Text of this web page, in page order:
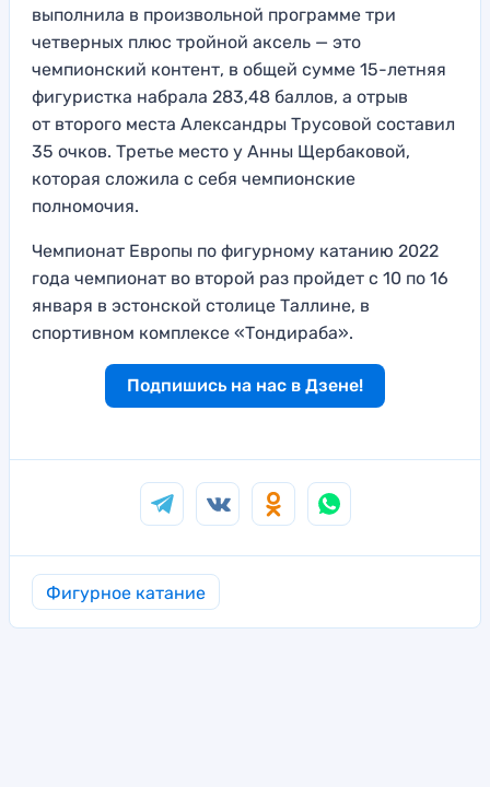
выполнила в произвольной программе три
четверных плюс тройной аксель — это
чемпионский контент, в общей сумме 15-летняя
фигуристка набрала 283,48 баллов, а отрыв
от второго места Александры Трусовой составил
35 очков. Третье место у Анны Щербаковой,
которая сложила с себя чемпионские
полномочия.
Чемпионат Европы по фигурному катанию 2022
года чемпионат во второй раз пройдет с 10 по 16
января в эстонской столице Таллине, в
спортивном комплексе «Тондираба».
Подпишись на нас в Дзене!
Фигурное катание